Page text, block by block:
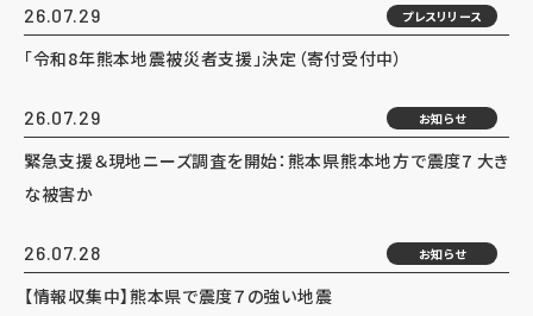
26.07.29 プレスリリース
「令和8年熊本地震被災者支援」決定（寄付受付中）
26.07.29 お知らせ
緊急支援＆現地ニーズ調査を開始：熊本県熊本地方で震度7 大き
な被害か
26.07.28 お知らせ
【情報収集中】熊本県で震度７の強い地震